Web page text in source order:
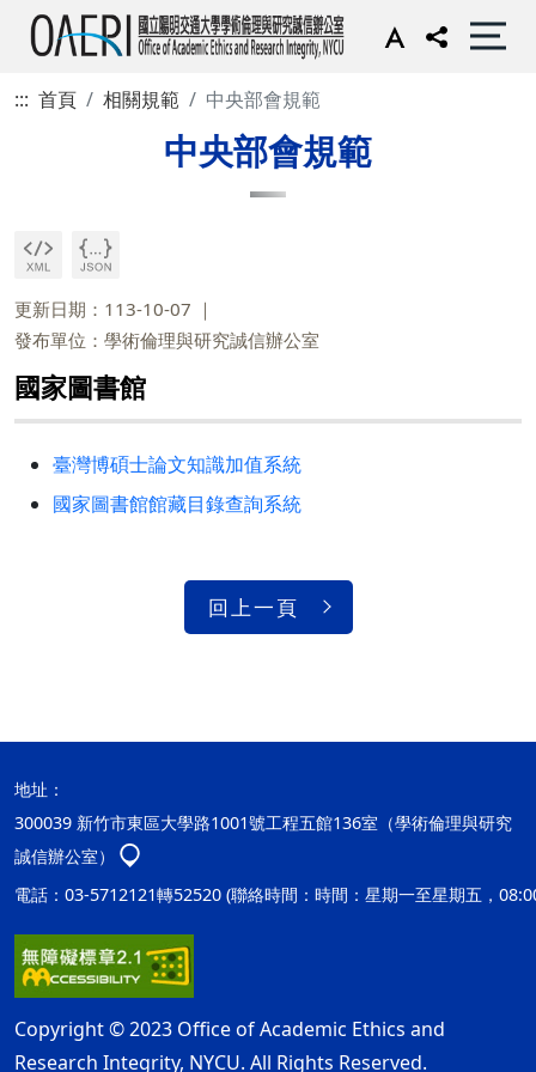
::: 首頁 相關規範 中央部會規範
中央部會規範
更新日期：113-10-07
發布單位：學術倫理與研究誠信辦公室
國家圖書館
臺灣博碩士論文知識加值系統
國家圖書館館藏目錄查詢系統
回上一頁
地址：
300039 新竹市東區大學路1001號工程五館136室（學術倫理與研究
誠信辦公室）
電話：03-5712121轉52520 (聯絡時間：時間：星期一至星期五，
Copyright © 2023 Office of Academic Ethics and
Research Integrity, NYCU. All Rights Reserved.